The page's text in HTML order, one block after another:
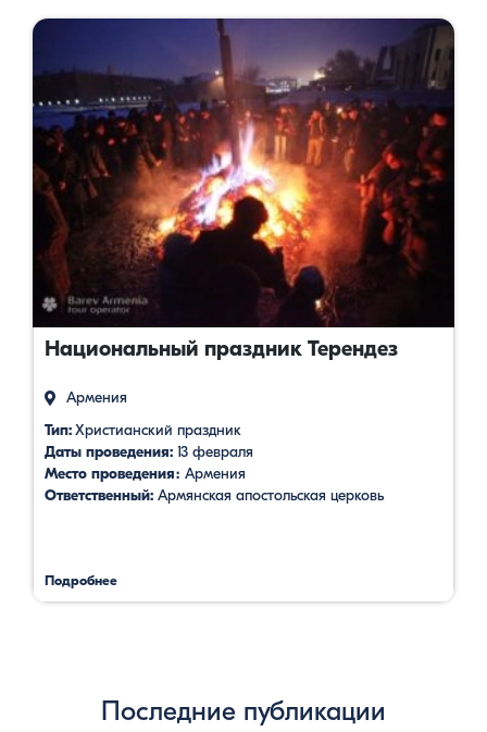
Национальный праздник Терендез
Армения
Тип:Христианский праздник
Даты проведения: 13 февраля
Место проведения։ Армения
Ответственный: Армянская апостольская церковь
Подробнее
Последние публикации